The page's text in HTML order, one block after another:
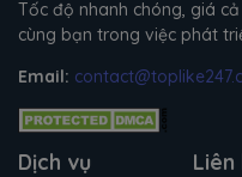
Tốc độ nhanh chóng, giá
cùng bạn trong việc phát
Email:
Dịch vụ Liên